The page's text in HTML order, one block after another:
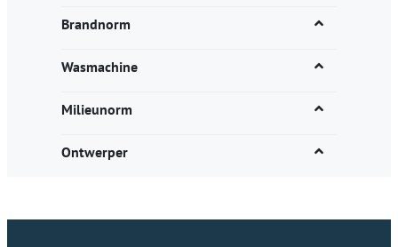
Brandnorm
Wasmachine
Milieunorm
Ontwerper